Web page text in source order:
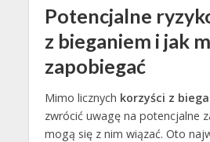
Potencjalne
z bieganiem i jak
zapobiegać
Mimo licznych korzyści z
zwrócić uwagę na potencjalne
mogą się z nim wiązać. Oto